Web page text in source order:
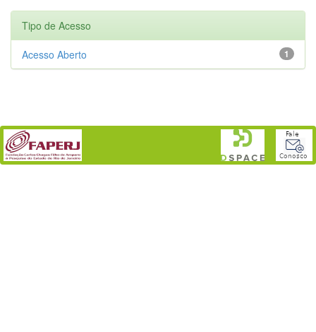
Tipo de Acesso
1
Acesso Aberto